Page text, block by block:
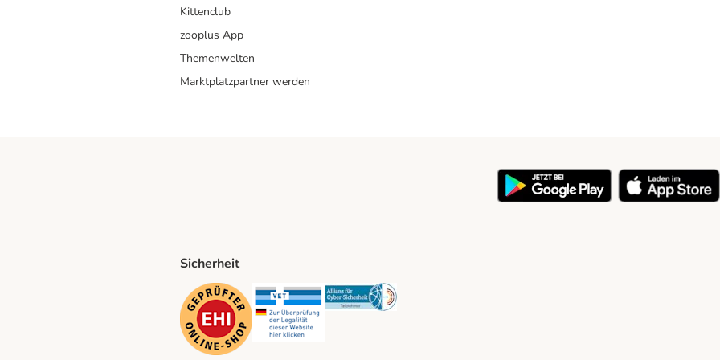
Kittenclub
zooplus App
Themenwelten
Marktplatzpartner werden
Method
Sicherheit
Security Security Security